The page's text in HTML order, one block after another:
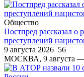
Общество
Постпред рассказал
преступлений
9 августа 2026 56
МОСКВА, 9 августа